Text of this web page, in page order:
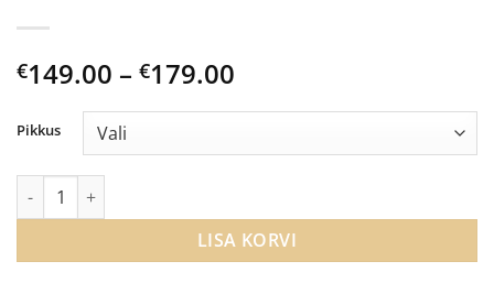
€149.00 – €179.00
through
Pikkus
Chord Clearway Digital 1RCA to 1RCA kaabel kogus
LISA KORVI